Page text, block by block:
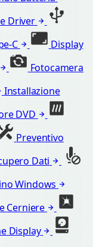
Driver
C
Display
Fotocamera
Installazione
DVD
Preventivo
Dati
Windows
Cerniere
Display